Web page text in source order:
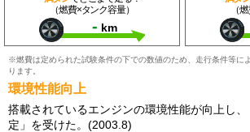
（燃費×タンク容量）
- km
（
※燃費は定められた試験条件の下での数値のため、走行条件等に
ります。
環境性能向上
搭載されているエンジンの環境性能が向上し
定」を受けた。(2003.8)